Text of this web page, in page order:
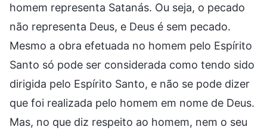
homem representa Satanás. Ou seja, o pecado
não representa Deus, e Deus é sem pecado.
Mesmo a obra efetuada no homem pelo Espírito
Santo só pode ser considerada como tendo sido
dirigida pelo Espírito Santo, e não se pode dizer
que foi realizada pelo homem em nome de Deus.
Mas, no que diz respeito ao homem, nem o seu